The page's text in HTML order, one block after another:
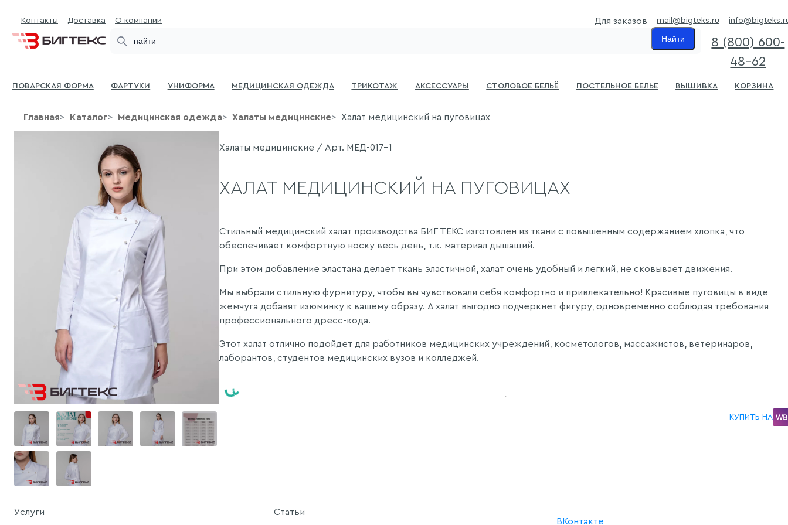
Контакты Доставка О компании Для заказов mail@bigteks.ru
Найти
8 (800) 600-
48-62
Поварская форма Фартуки Униформа Медицинская одежда Трикотаж Аксессуары Столовое бельё Постельное белье Вышивка Корзина
Главная Каталог Медицинская одежда Халаты медицинские Халат медицинский на пуговицах
Халаты медицинские / Арт. МЕД-017-1
ХАЛАТ МЕДИЦИНСКИЙ НА ПУГОВИЦАХ
Стильный медицинский халат производства БИГ ТЕКС изготовлен из ткани с повышенным содержанием хлопка, что
обеспечивает комфортную носку весь день, т.к. материал дышащий.
При этом добавление эластана делает ткань эластичной, халат очень удобный и легкий, не сковывает движения.
Мы выбрали стильную фурнитуру, чтобы вы чувствовали себя комфортно и привлекательно! Красивые пуговицы в виде
жемчуга добавят изюминку к вашему образу. А халат выгодно подчеркнет фигуру, одновременно соблюдая требования
профессионального дресс-кода.
Этот халат отлично подойдет для работников медицинских учреждений, косметологов, массажистов, ветеринаров,
лаборантов, студентов медицинских вузов и колледжей.
КУПИТЬ НА
Услуги
Статьи
ВКонтакте